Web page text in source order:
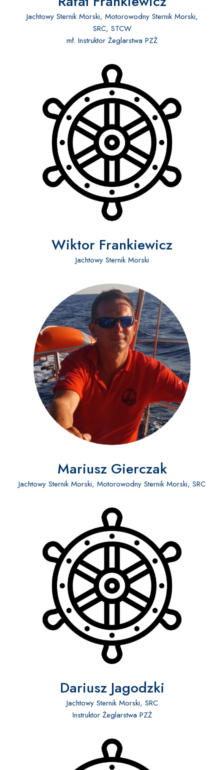
Jachtowy Sternik Morski, Motorowodny Sternik Morski,
SRC, STCW
mł. Instruktor Żeglarstwa PZŻ
Wiktor Frankiewicz
Jachtowy Sternik Morski
Mariusz Gierczak
Jachtowy Sternik Morski, Motorowodny Sternik Morski, SRC
Dariusz Jagodzki
Jachtowy Sternik Morski, SRC
Instruktor Żeglarstwa PZŻ